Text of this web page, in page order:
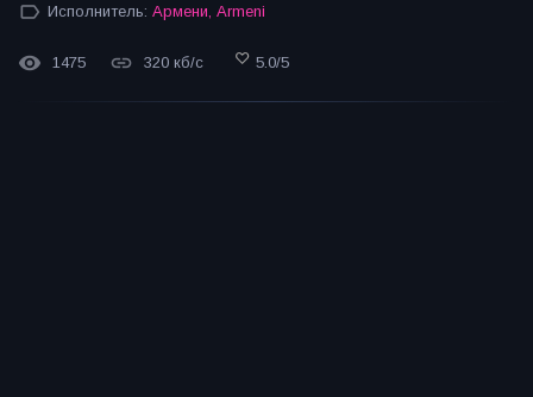
Исполнитель: Армени Armeni
1475 320 кб/с 5.0/5